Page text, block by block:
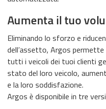
Aumenta il tuo
Eliminando lo sforzo e
dell’assetto, Argos
tutti i veicoli dei tuoi clienti
stato del loro veicolo,
e la loro soddisfazione.
Argos è disponibile in tre